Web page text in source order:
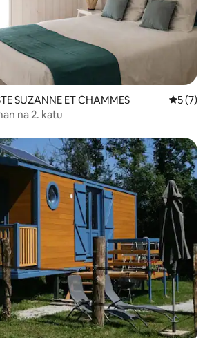
SUZANNE ET CHAMMES
5 (7)
na 2. katu